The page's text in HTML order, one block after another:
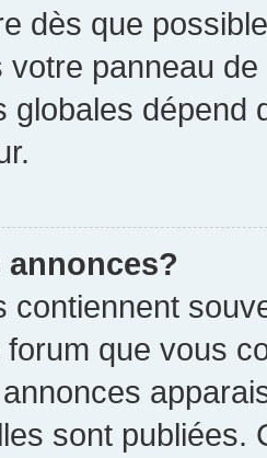
dès que
panneau
globales dépend
annonces?
contiennent
que vous
sont publiées.